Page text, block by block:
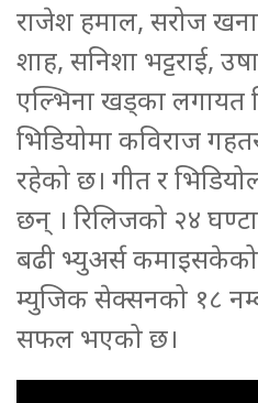
राजेश हमाल, सरोज
शाह, सनिशा भट्टराई,
एल्भिना खड्का लगायत
भिडियोमा कविराज
रहेको छ। गीत र
छन् । रिलिजको २४
बढी भ्युअर्स
म्युजिक सेक्सनको १८
सफल भएको छ।